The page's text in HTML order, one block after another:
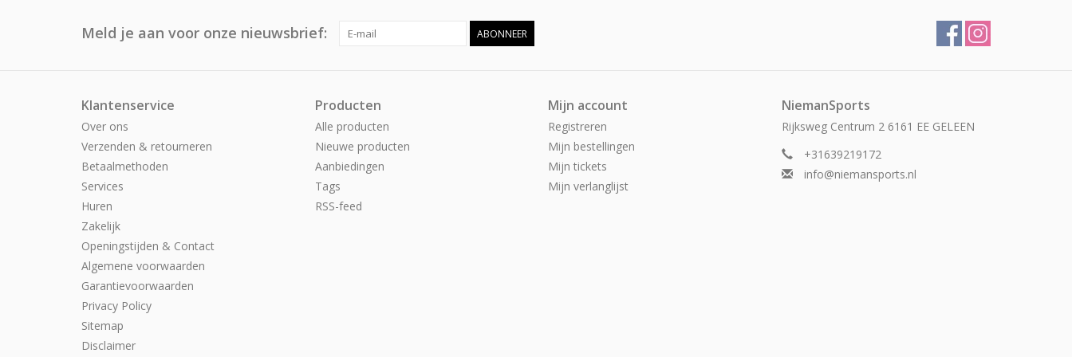
Meld je aan voor onze nieuwsbrief: ABONNEER
Klantenservice
Over ons
Verzenden & retourneren
Betaalmethoden
Services
Huren
Zakelijk
Openingstijden & Contact
Algemene voorwaarden
Garantievoorwaarden
Privacy Policy
Sitemap
Disclaimer
Producten
Alle producten
Nieuwe producten
Aanbiedingen
Tags
RSS-feed
Mijn account
Registreren
Mijn bestellingen
Mijn tickets
Mijn verlanglijst
NiemanSports
Rijksweg Centrum 2 6161 EE GELEEN
+31639219172
info@niemansports.nl